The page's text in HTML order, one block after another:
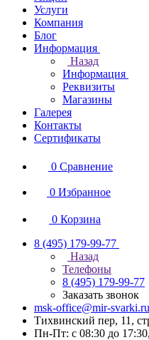
Услуги
Компания
Блог
Информация
Назад
Информация
Реквизиты
Магазины
Галерея
Контакты
Сертификаты
0 Сравнение
0 Избранное
0 Корзина
8 (495) 179-99-77
Назад
Телефоны
8 (495) 179-99-77
Заказать звонок
msk-office@mir-svarki.ru
Тихвинский пер, 11,
Пн-Пт: с 08:30 до